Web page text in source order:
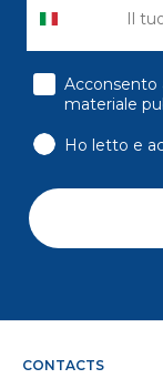
consenso
Acconsento
materiale
Ho letto e
CONTACTS